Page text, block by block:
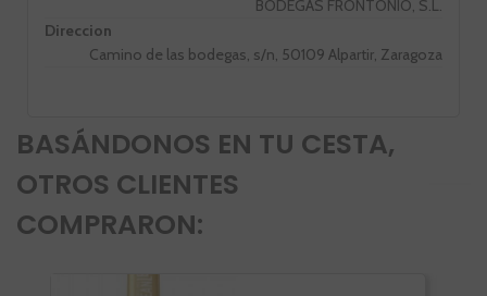
BODEGAS FRONTONIO, S.L.
Direccion
Camino de las bodegas, s/n, 50109 Alpartir, Zaragoza
BASÁNDONOS EN TU CESTA,
OTROS CLIENTES
COMPRARON: